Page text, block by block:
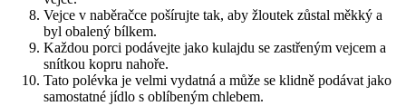
Vejce v naběračce pošírujte tak, aby žloutek zůstal měkký a
byl obalený bílkem.
Každou porci podávejte jako kulajdu se zastřeným vejcem a
snítkou kopru nahoře.
Tato polévka je velmi vydatná a může se klidně podávat jako
samostatné jídlo s oblíbeným chlebem.